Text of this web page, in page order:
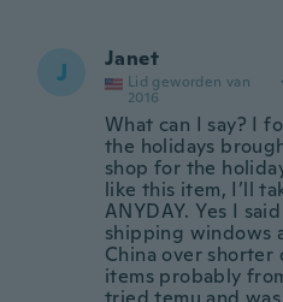
J Janet
Lid geworden van
2016
·
What can I say? I
the holidays
shop for the
like this item, I’ll
ANYDAY. Yes I
shipping windows
China over
items probably